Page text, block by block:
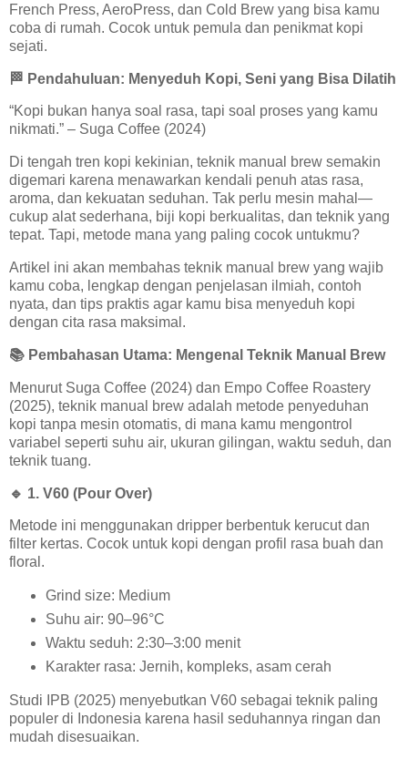
French Press, AeroPress, dan Cold Brew yang bisa kamu
coba di rumah. Cocok untuk pemula dan penikmat kopi
sejati.
🏁 Pendahuluan: Menyeduh Kopi, Seni yang Bisa Dilatih
“Kopi bukan hanya soal rasa, tapi soal proses yang kamu
nikmati.” – Suga Coffee (2024)
Di tengah tren kopi kekinian, teknik manual brew semakin
digemari karena menawarkan kendali penuh atas rasa,
aroma, dan kekuatan seduhan. Tak perlu mesin mahal—
cukup alat sederhana, biji kopi berkualitas, dan teknik yang
tepat. Tapi, metode mana yang paling cocok untukmu?
Artikel ini akan membahas teknik manual brew yang wajib
kamu coba, lengkap dengan penjelasan ilmiah, contoh
nyata, dan tips praktis agar kamu bisa menyeduh kopi
dengan cita rasa maksimal.
📚 Pembahasan Utama: Mengenal Teknik Manual Brew
Menurut Suga Coffee (2024) dan Empo Coffee Roastery
(2025), teknik manual brew adalah metode penyeduhan
kopi tanpa mesin otomatis, di mana kamu mengontrol
variabel seperti suhu air, ukuran gilingan, waktu seduh, dan
teknik tuang.
🔹 1. V60 (Pour Over)
Metode ini menggunakan dripper berbentuk kerucut dan
filter kertas. Cocok untuk kopi dengan profil rasa buah dan
floral.
Grind size: Medium
Suhu air: 90–96°C
Waktu seduh: 2:30–3:00 menit
Karakter rasa: Jernih, kompleks, asam cerah
Studi IPB (2025) menyebutkan V60 sebagai teknik paling
populer di Indonesia karena hasil seduhannya ringan dan
mudah disesuaikan.